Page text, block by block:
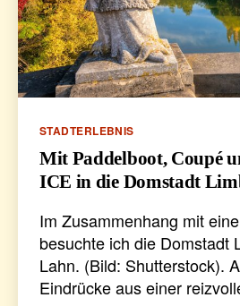
Kategorien
STADTERLEBNIS
Mit Paddelboot, Coupé
ICE in die Domstadt
Im Zusammenhang mit
besuchte ich die Domstadt
Lahn. (Bild: Shutterstock).
Eindrücke aus einer